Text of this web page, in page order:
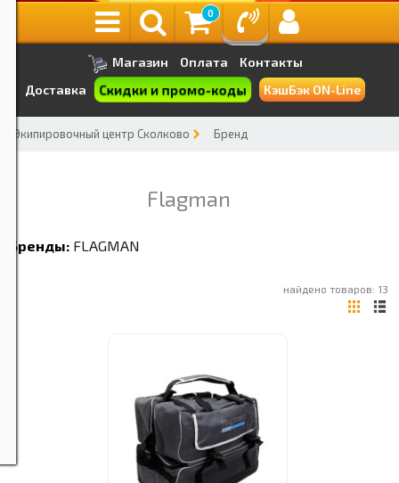
0
Магазин Оплата
Контакты
Доставка
Скидки и промо-коды КэшБэк ON-Line
Экипировочный центр Сколково Бренд
Flagman
Бренды: FLAGMAN
найдено товаров: 13